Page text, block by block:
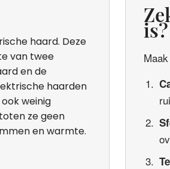
haard. Deze
van twee
en de
haarden
weinig
ze geen
en warmte.
is?